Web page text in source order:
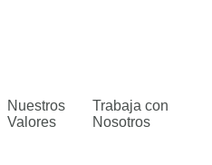
Nuestros
Valores
Trabaja con
Nosotros